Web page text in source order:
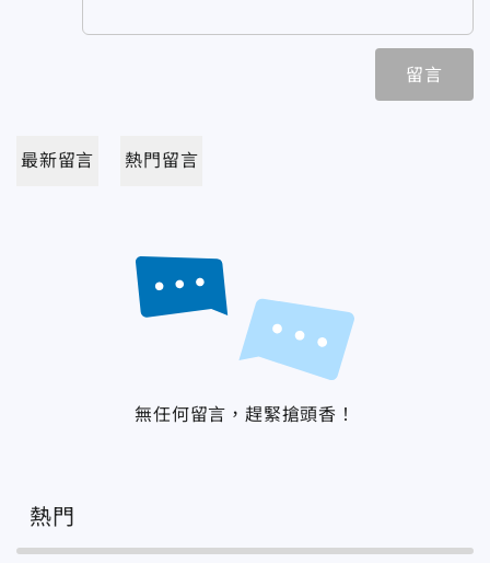
留言
最新留言 熱門留言
無任何留言，趕緊搶頭香！
熱門